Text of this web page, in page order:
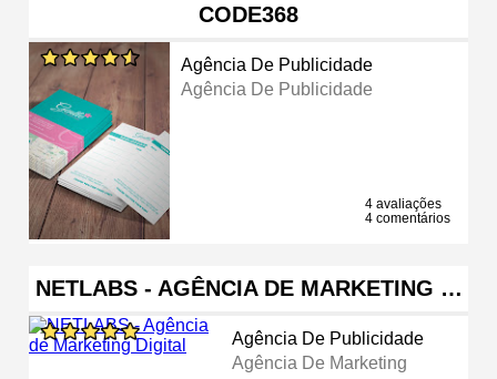
CODE368
Agência De Publicidade
Agência De Publicidade
4 avaliações
4 comentários
NETLABS - AGÊNCIA DE MARKETING …
Agência De Publicidade
Agência De Marketing